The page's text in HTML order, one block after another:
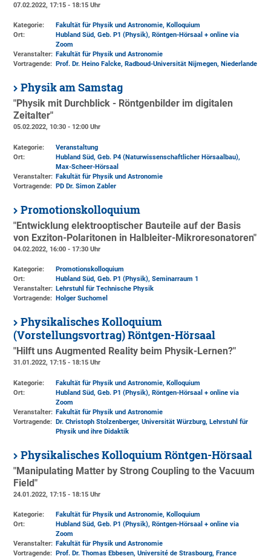
07.02.2022, 17:15 - 18:15 Uhr
Kategorie:
Fakultät für Physik und Astronomie, Kolloquium
Ort:
Hubland Süd, Geb. P1 (Physik), Röntgen-Hörsaal + online via
Zoom
Veranstalter: Fakultät für Physik und Astronomie
Vortragende:
Prof. Dr. Heino Falcke, Radboud-Universität Nijmegen, Niederlande
Physik am Samstag
"Physik mit Durchblick - Röntgenbilder im digitalen
Zeitalter"
05.02.2022, 10:30 - 12:00 Uhr
Kategorie:
Veranstaltung
Ort:
Hubland Süd, Geb. P4 (Naturwissenschaftlicher Hörsaalbau),
Max-Scheer-Hörsaal
Veranstalter: Fakultät für Physik und Astronomie
Vortragende: PD Dr. Simon Zabler
Promotionskolloquium
"Entwicklung elektrooptischer Bauteile auf der Basis
von Exziton-Polaritonen in Halbleiter-Mikroresonatoren"
04.02.2022, 16:00 - 17:30 Uhr
Kategorie:
Promotionskolloquium
Ort:
Hubland Süd, Geb. P1 (Physik), Seminarraum 1
Veranstalter: Lehrstuhl für Technische Physik
Vortragende:
Holger Suchomel
Physikalisches Kolloquium
(Vorstellungsvortrag) Röntgen-Hörsaal
"Hilft uns Augmented Reality beim Physik-Lernen?"
31.01.2022, 17:15 - 18:15 Uhr
Kategorie:
Fakultät für Physik und Astronomie, Kolloquium
Ort:
Hubland Süd, Geb. P1 (Physik), Röntgen-Hörsaal + online via
Zoom
Veranstalter: Fakultät für Physik und Astronomie
Vortragende: Dr. Christoph Stolzenberger, Universität Würzburg, Lehrstuhl für
Physik und ihre Didaktik
Physikalisches Kolloquium Röntgen-Hörsaal
"Manipulating Matter by Strong Coupling to the Vacuum
Field"
24.01.2022, 17:15 - 18:15 Uhr
Kategorie:
Fakultät für Physik und Astronomie, Kolloquium
Ort:
Hubland Süd, Geb. P1 (Physik), Röntgen-Hörsaal + online via
Zoom
Veranstalter: Fakultät für Physik und Astronomie
Vortragende:
Prof. Dr. Thomas Ebbesen, Université de Strasbourg, France